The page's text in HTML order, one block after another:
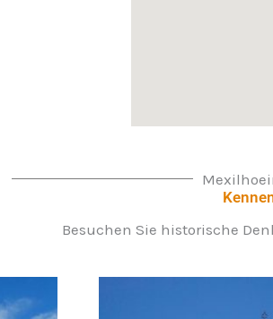
Besuchen Sie historische